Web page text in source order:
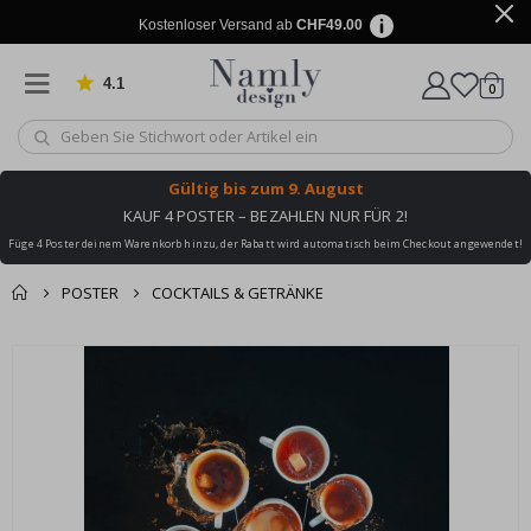
Kostenloser Versand ab CHF49.00
4.1 von 1029 Bewertungen
Wagen
0
Gültig bis zum 9. August
KAUF 4 POSTER – BEZAHLEN NUR FÜR 2!
Füge 4 Poster deinem Warenkorb hinzu, der Rabatt wird automatisch beim Checkout angewendet!
POSTER COCKTAILS & GETRÄNKE
Zusammen gekaufte